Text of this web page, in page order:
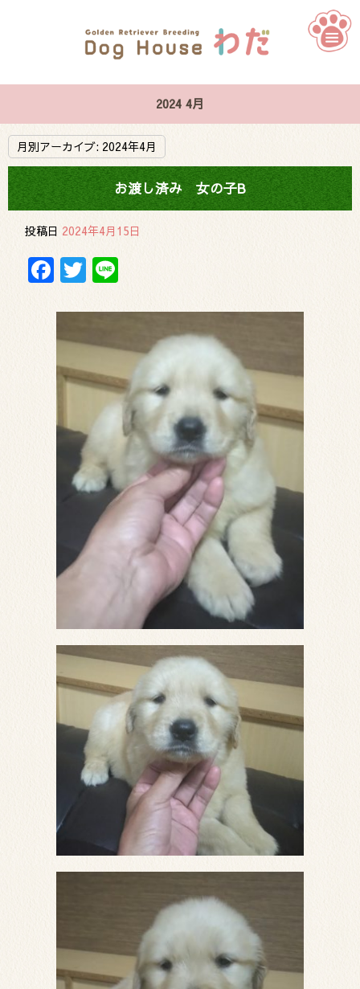
2024 4月
月別アーカイブ: 2024年4月
お渡し済み 女の子B
投稿日 2024年4月15日
Facebook
Twitter